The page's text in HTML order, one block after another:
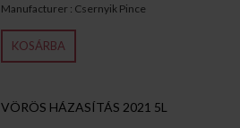
Manufacturer : Csernyik Pince
KOSÁRBA
VÖRÖS HÁZASÍTÁS 2021 5L